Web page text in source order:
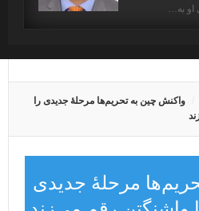
او به…
واکنش چین به تحریم‌ها مرحلهٔ جدیدی را
مرحلهٔ جدیدی